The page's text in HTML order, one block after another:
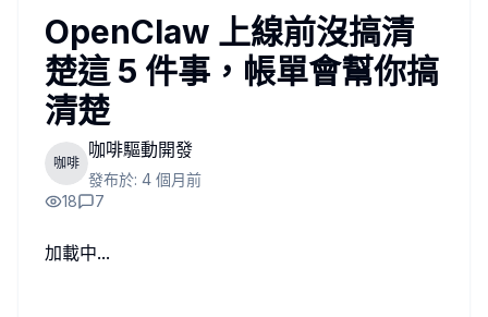
Heartbeat 設計本身很好用——讓 agent 定期做巡邏、整理
我自己的教訓：heartbeat 每 30 分鐘一次，agent context 大
講白話就是：heartbeat 不是「免費的 cron job」，它每次跑
版本沒釘死，更新是一種賭博
OpenClaw 更新蠻積極的，功能迭代快是優點，但也意味著你
我看過的 pattern 是：更新後 skill 的某個 API 參數名稱改了
上線前至少要做兩件事：一是把
Memory 截斷不是 bug，是你的架構問題
這件事麻煩的地方在於它不會報警。Agent 會繼續正常工作，
OpenClaw 上線前沒搞清
楚這 5 件事，帳單會幫你搞
清楚
咖啡
咖啡驅動開發
發布於: 4 個月前
18
7
加載中...